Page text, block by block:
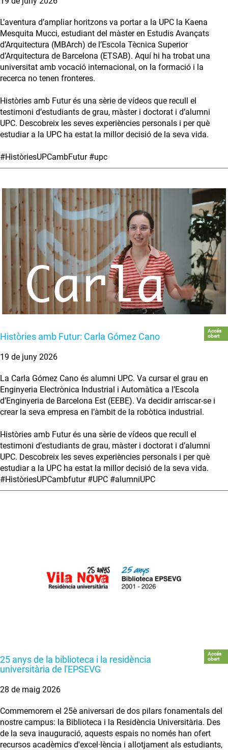
L’aventura d’ampliar horitzons va portar a la UPC la Kaena
Mesquita Mucci, estudiant del màster en Estudis Avançats
d’Arquitectura (MBArch) de l’Escola Tècnica Superior
d’Arquitectura de Barcelona (ETSAB). Aquí hi ha trobat una
universitat amb vocació internacional, on la formació i la
recerca no tenen fronteres.
Històries amb Futur és una sèrie de vídeos que recull el
testimoni d’estudiants de grau, màster i doctorat i d’alumni
UPC. Descobreix les seves experiències personals i per què
estudiar a la UPC ha estat la millor decisió de la seva vida.
#HistòriesUPCambFutur #upc
Històries amb Futur: Carla Gómez Cano
Accés
obert
19 de juny 2026
La Carla Gómez Cano és alumni UPC. Va cursar el grau en
Enginyeria Electrònica Industrial i Automàtica a l’Escola
d’Enginyeria de Barcelona Est (EEBE). Va decidir arriscar-se i
crear la seva empresa en l’àmbit de la robòtica industrial.
Històries amb Futur és una sèrie de vídeos que recull el
testimoni d’estudiants de grau, màster i doctorat i d’alumni
UPC. Descobreix les seves experiències personals i per què
estudiar a la UPC ha estat la millor decisió de la seva vida.
#HistòriesUPCambfutur #UPC #alumniUPC
25 anys de la biblioteca i la residència
universitària de l'EPSEVG
Accés
obert
28 de maig 2026
Commemorem el 25è aniversari de dos pilars fonamentals del
nostre campus: la Biblioteca i la Residència Universitària. Des
de la seva inauguració, aquests espais no només han ofert
recursos acadèmics d'excel·lència i allotjament als estudiants,